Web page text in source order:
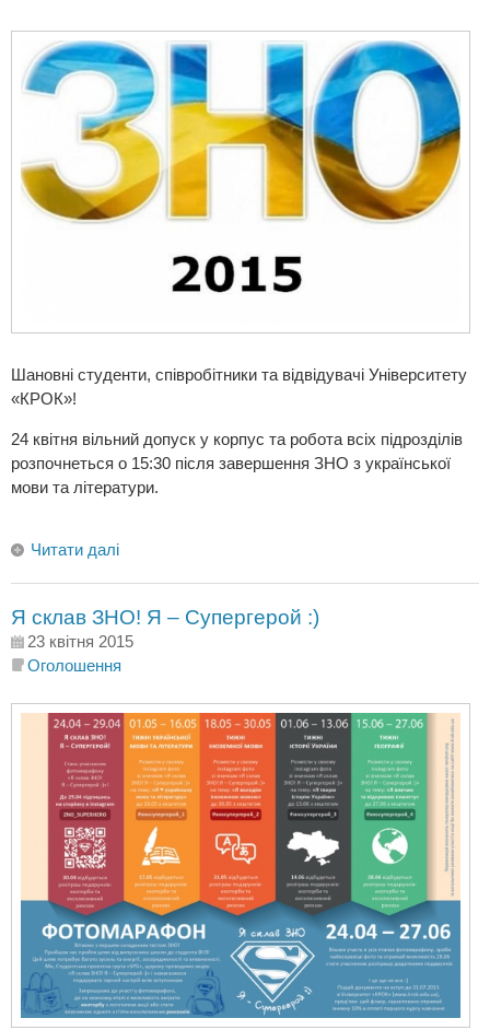
Шановні студенти, співробітники та відвідувачі Університету
«КРОК»!
24 квітня вільний допуск у корпус та робота всіх підрозділів
розпочнеться о 15:30 після завершення ЗНО з української
мови та літератури.
Читати далі
Я склав ЗНО! Я – Супергерой :)
23 квітня 2015
Оголошення